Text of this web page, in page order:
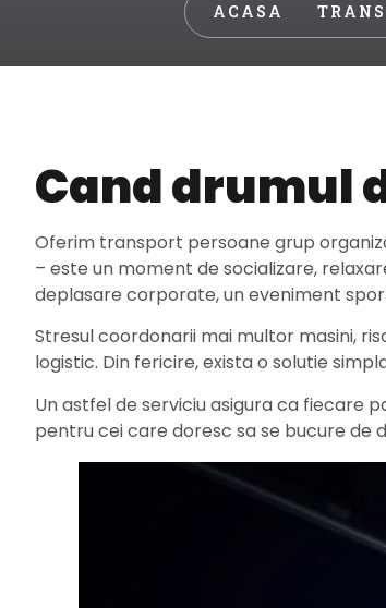
ACASA
Cand drumul
Oferim transport persoane grup
– este un moment de socializare,
deplasare corporate, un eveniment
Stresul coordonarii mai multor masini,
logistic. Din fericire, exista o solutie
Un astfel de serviciu asigura ca fiecare
pentru cei care doresc sa se bucure de